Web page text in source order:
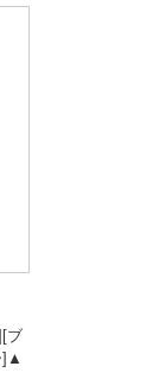
ブ
]▲